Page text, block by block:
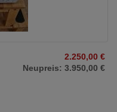
2.250,00 €
Neupreis: 3.950,00 €